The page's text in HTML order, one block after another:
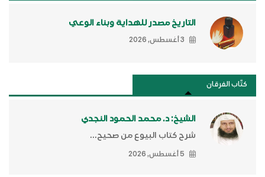
التاريخ مصدر للهداية وبناء الوعي
3 أغسطس, 2026
كتَّاب الفرقان
الشيخ: د. محمد الحمود النجدي
شرح كتاب البيوع من صحيح...
5 أغسطس, 2026